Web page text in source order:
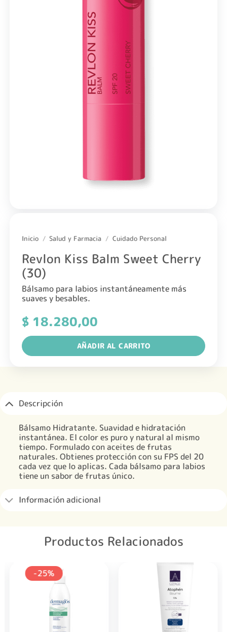
Inicio / Salud y Farmacia / Cuidado Personal
Revlon Kiss Balm Sweet Cherry
(30)
Bálsamo para labios instantáneamente más
suaves y besables.
$18.280,00
AÑADIR AL CARRITO
Descripción
Bálsamo Hidratante. Suavidad e hidratación
instantánea. El color es puro y natural al mismo
tiempo. Formulado con aceites de frutas
naturales. Obtienes protección con su FPS del 20
cada vez que lo aplicas. Cada bálsamo para labios
tiene un sabor de frutas único.
Información adicional
Productos Relacionados
-25%